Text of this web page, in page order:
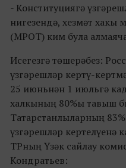
- Конституциягә
нигезендә, хезмәт хакы
(МРОТ) ким була
Исегезгә төшерәбез:
үзгәрешләр кертү-
25 июньнән 1 июльгә
халкының 80%ы тавыш
Татарстанлыларның
үзгәрешләр кертелүенә
ТРның Үзәк сайлау
Кондратьев: